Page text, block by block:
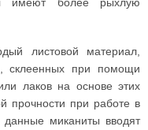
листовой материал,
склеенных при помощи
лаков на основе этих
прочности при работе в
данные миканиты вводят